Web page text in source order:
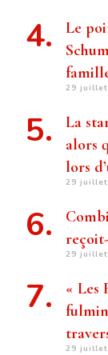
Le
29 juillet
La
alors
lors
29 juillet
29 juillet
« Les
29 juillet